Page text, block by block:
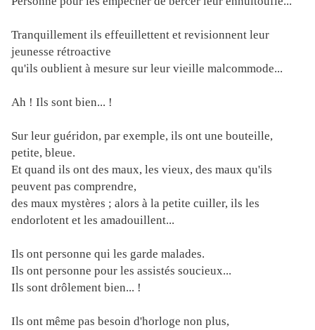
Tranquillement ils effeuillettent et revisionnent leur
jeunesse rétroactive
qu'ils oublient à mesure sur leur vieille malcommode...
Ah ! Ils sont bien... !
Sur leur guéridon, par exemple, ils ont une bouteille,
petite, bleue.
Et quand ils ont des maux, les vieux, des maux qu'ils
peuvent pas comprendre,
des maux mystères ; alors à la petite cuiller, ils les
endorlotent et les amadouillent...
Ils ont personne qui les garde malades.
Ils ont personne pour les assistés soucieux...
Ils sont drôlement bien... !
Ils ont même pas besoin d'horloge non plus,